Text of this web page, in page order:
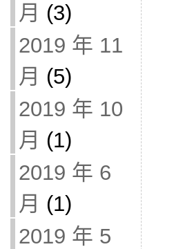
月 (3)
2019 年 11
月 (5)
2019 年 10
月 (1)
2019 年 6
月 (1)
2019 年 5